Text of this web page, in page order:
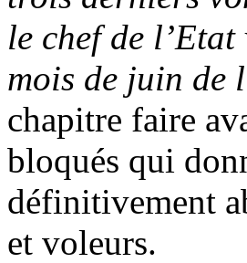
le chef de
mois de juin de
chapitre faire
bloqués qui
définitivement
et voleurs.